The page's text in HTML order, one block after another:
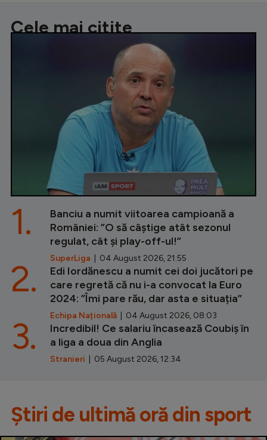
Cele mai citite
Banciu a numit viitoarea campioană a
României: ”O să câștige atât sezonul
regulat, cât și play-off-ul!”
SuperLiga | 04 August 2026, 21:55
1.
Edi Iordănescu a numit cei doi jucători pe
care regretă că nu i-a convocat la Euro
2024: ”Îmi pare rău, dar asta e situația”
Echipa Națională | 04 August 2026, 08:03
2.
Incredibil! Ce salariu încasează Coubiș în
a liga a doua din Anglia
Stranieri | 05 August 2026, 12:34
3.
Știri de ultimă oră din sport